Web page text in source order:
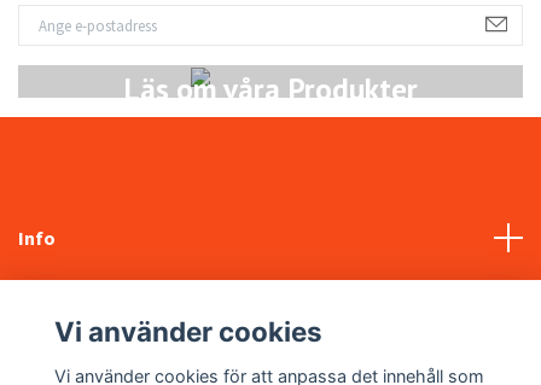
Läs om våra Produkter
Info
Sociala medier
Vi använder cookies
Vi använder cookies för att anpassa det innehåll som